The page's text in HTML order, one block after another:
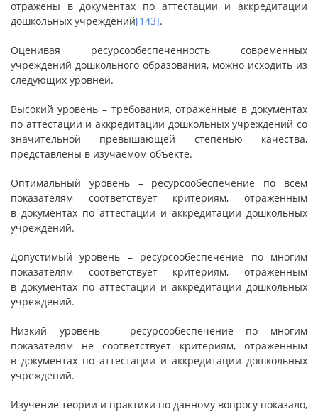
отражены в документах по аттестации и аккредитации
дошкольных учреждений[143].
Оценивая ресурсообеспеченность современных
учреждений дошкольного образования, можно исходить из
следующих уровней.
Высокий уровень – требования, отраженные в документах
по аттестации и аккредитации дошкольных учреждений со
значительной превышающей степенью качества,
представлены в изучаемом объекте.
Оптимальный уровень – ресурсообеспечение по всем
показателям соответствует критериям, отраженным
в документах по аттестации и аккредитации дошкольных
учреждений.
Допустимый уровень – ресурсообеспечение по многим
показателям соответствует критериям, отраженным
в документах по аттестации и аккредитации дошкольных
учреждений.
Низкий уровень – ресурсообеспечение по многим
показателям не соответствует критериям, отраженным
в документах по аттестации и аккредитации дошкольных
учреждений.
Изучение теории и практики по данному вопросу показало,